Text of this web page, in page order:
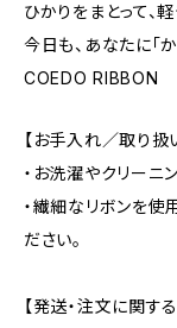
ひかりをまとって、軽
今日も、あなたに「か
COEDO RIBBON
【お手入れ／取り扱
・お洗濯やクリーニ
・繊細なリボンを使
ださい。
【発送・注文に関す